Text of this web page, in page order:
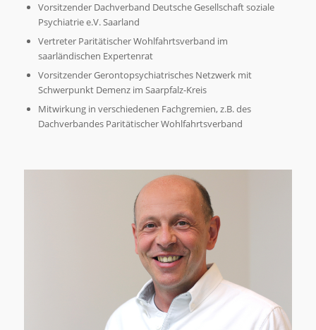
Vorsitzender Dachverband Deutsche Gesellschaft soziale
Psychiatrie e.V. Saarland
Vertreter Paritätischer Wohlfahrtsverband im
saarländischen Expertenrat
Vorsitzender Gerontopsychiatrisches Netzwerk mit
Schwerpunkt Demenz im Saarpfalz-Kreis
Mitwirkung in verschiedenen Fachgremien, z.B. des
Dachverbandes Paritätischer Wohlfahrtsverband